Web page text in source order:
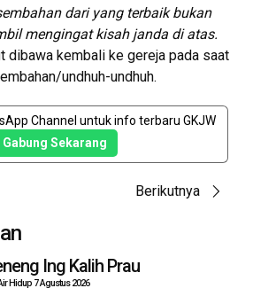
dari yang terbaik bukan
mengingat kisah janda di atas.
dibawa kembali ke gereja pada saat
undhuh-undhuh.
Channel untuk info terbaru GKJW
Gabung Sekarang
Berikutnya
Ing Kalih Prau
Hidup 7 Agustus 2026